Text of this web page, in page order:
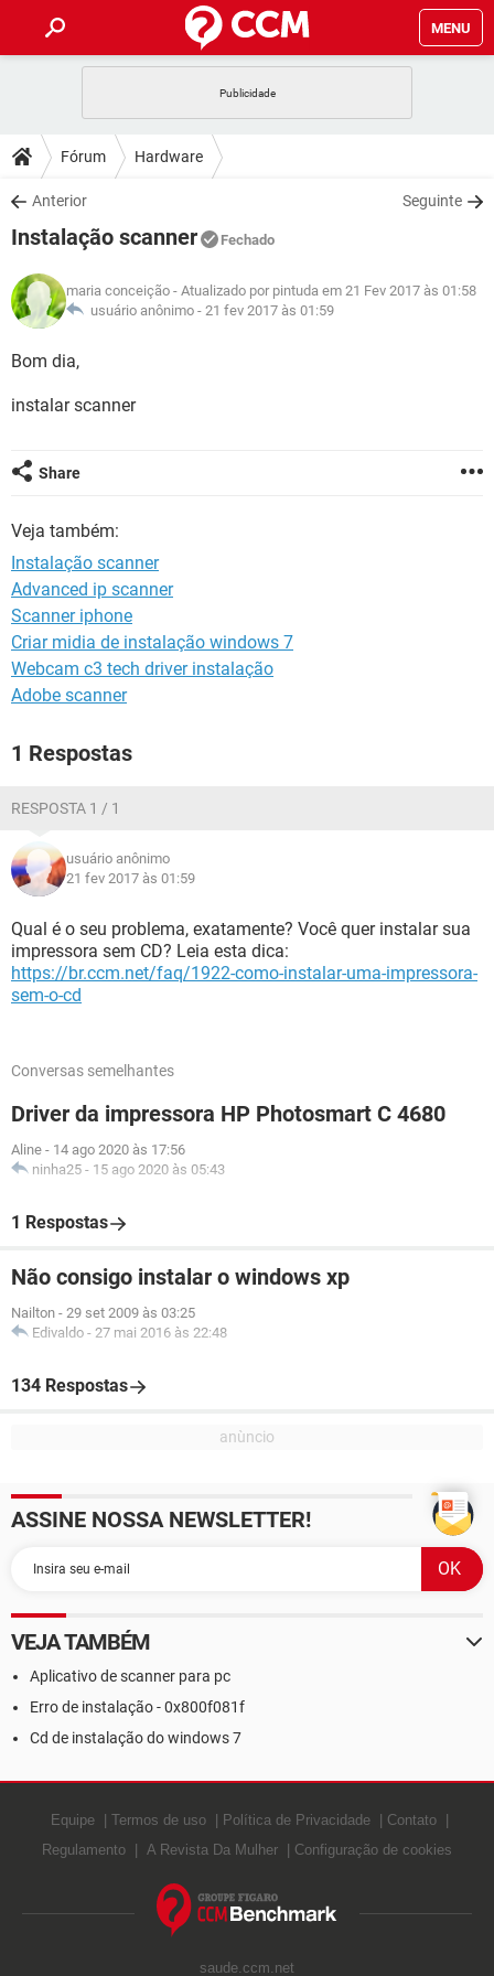
MENU
CELULAR
OUTLOOK
INSTAGRAM GMAIL
GUIA DE COMPRAS
DICAS
JOGOS
INSTAGRAM GMAIL
GUIA DE COMPRAS
DOWNLOADS
JOGOS WHATSAPP
CELULAR
OUTLOOK EXCEL
INSTAGRAM
JOGOS WHATSAPP
CELULAR
OUTLOOK
INSTAGRAM
GLOSSÁRIO
JOGOS
INSTAGRAM
Fórum Hardware
Anterior Seguinte
Instalação scanner Fechado
maria conceição - Atualizado por pintuda em 21 Fev 2017 às 01:58
usuário anônimo - 21 fev 2017 às 01:59
Bom dia,
instalar scanner
Share
Veja também:
Instalação scanner
Advanced ip scanner
Scanner iphone
Criar midia de instalação windows 7
Webcam c3 tech driver instalação
Adobe scanner
1 Respostas
RESPOSTA 1 / 1
usuário anônimo
21 fev 2017 às 01:59
Qual é o seu problema, exatamente? Você quer instalar sua
impressora sem CD? Leia esta dica:
https://br.ccm.net/faq/1922-como-instalar-uma-impressora-
sem-o-cd
Conversas semelhantes
Driver da impressora HP Photosmart C 4680
Aline - 14 ago 2020 às 17:56
ninha25 - 15 ago 2020 às 05:43
1 Respostas
Não consigo instalar o windows xp
Nailton - 29 set 2009 às 03:25
Edivaldo - 27 mai 2016 às 22:48
134 Respostas
ASSINE NOSSA NEWSLETTER!
VEJA TAMBÉM
Aplicativo de scanner para pc
Erro de instalação - 0x800f081f
Cd de instalação do windows 7
Equipe Termos de uso Política de Privacidade
Contato
Regulamento
A Revista Da Mulher Configuração de cookies
saude.ccm.net